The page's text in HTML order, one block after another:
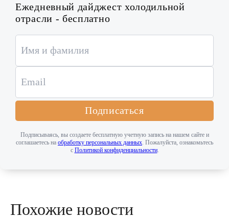
Ежедневный дайджест холодильной
отрасли - бесплатно
Подписаться
Подписываясь, вы создаете бесплатную учетную запись на нашем сайте и
соглашаетесь на обработку персональных данных . Пожалуйста, ознакомьтесь
с Политикой конфиденциальности.
Похожие новости